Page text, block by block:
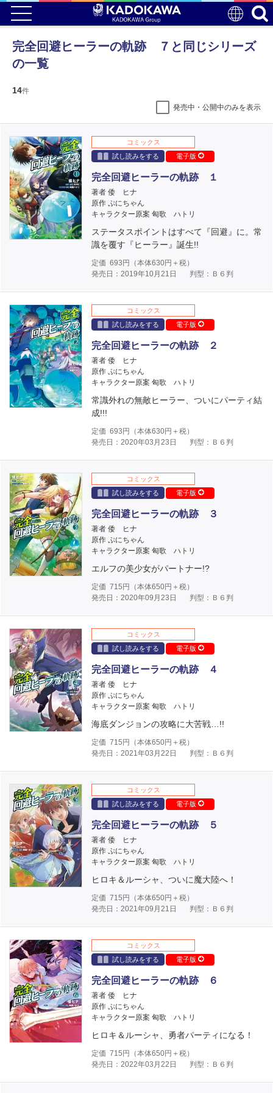
完全回避ヒーラーの軌跡 ７と同じシリーズ
の一覧
14件
発売中・公開中のみを表示
コミックス
試し読みをする
電子版
完全回避ヒーラーの軌跡 １
著者 倭 ヒナ
原作 ぷにちゃん
キャラクター原案 匈歌 ハトリ
ステータスポイントはすべて『回避』に。常
識を覆す『ヒーラー』誕生!!
定価 693 円（本体630円＋税）
発売日：2019年10月21日
判型：Ｂ６判
コミックス
試し読みをする
電子版
完全回避ヒーラーの軌跡 ２
著者 倭 ヒナ
原作 ぷにちゃん
キャラクター原案 匈歌 ハトリ
常識外れの無敵ヒーラー、ついにパーティ結
成!!!
定価 693 円（本体630円＋税）
発売日：2020年03月23日
判型：Ｂ６判
コミックス
試し読みをする
電子版
完全回避ヒーラーの軌跡 ３
著者 倭 ヒナ
原作 ぷにちゃん
キャラクター原案 匈歌 ハトリ
エルフの美少女がパートナー!?
定価 715 円（本体650円＋税）
発売日：2020年09月23日
判型：Ｂ６判
コミックス
試し読みをする
電子版
完全回避ヒーラーの軌跡 ４
著者 倭 ヒナ
原作 ぷにちゃん
キャラクター原案 匈歌 ハトリ
海底ダンジョンの攻略に大苦戦…!!
定価 715 円（本体650円＋税）
発売日：2021年03月22日
判型：Ｂ６判
コミックス
試し読みをする
電子版
完全回避ヒーラーの軌跡 ５
著者 倭 ヒナ
原作 ぷにちゃん
キャラクター原案 匈歌 ハトリ
ヒロキ＆ルーシャ、ついに魔大陸へ！
定価 715 円（本体650円＋税）
発売日：2021年09月21日
判型：Ｂ６判
コミックス
試し読みをする
電子版
完全回避ヒーラーの軌跡 ６
著者 倭 ヒナ
原作 ぷにちゃん
キャラクター原案 匈歌 ハトリ
ヒロキ＆ルーシャ、勇者パーティになる！
定価 715 円（本体650円＋税）
発売日：2022年03月22日
判型：Ｂ６判